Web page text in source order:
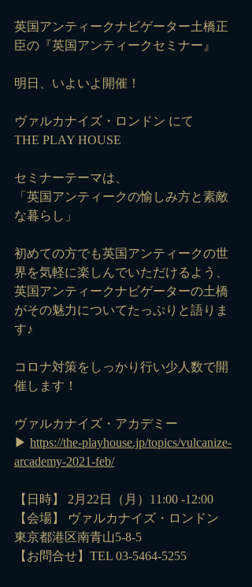
英国アンティークナビゲーター土橋正
臣の『英国アンティークセミナー』
明日、いよいよ開催！
ヴァルカナイズ・ロンドン にて
THE PLAY HOUSE
セミナーテーマは、
「英国アンティークの愉しみ方と素敵
な暮らし」
初めての方でも英国アンティークの世
界を気軽に楽しんでいただけるよう、
英国アンティークナビゲーターの土橋
がその魅力についてたっぷりと語りま
す♪
コロナ対策をしっかり行い少人数で開
催します！
ヴァルカナイズ・アカデミー
▶ https://the-playhouse.jp/topics/vulcanize-
arcademy-2021-feb/
【日時】 2月22日（月）11:00 -12:00
【会場】 ヴァルカナイズ・ロンドン
東京都港区南青山5-8-5
【お問合せ】TEL 03-5464-5255